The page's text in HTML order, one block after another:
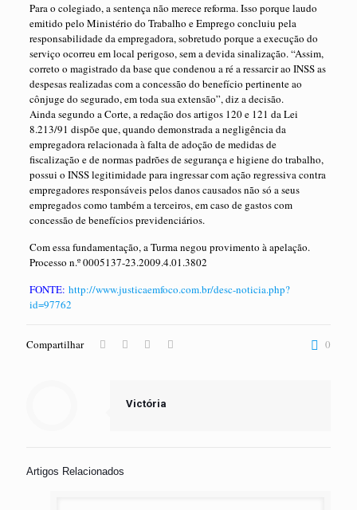
Para o colegiado, a sentença não merece reforma. Isso porque laudo
emitido pelo Ministério do Trabalho e Emprego concluiu pela
responsabilidade da empregadora, sobretudo porque a execução do
serviço ocorreu em local perigoso, sem a devida sinalização. “Assim,
correto o magistrado da base que condenou a ré a ressarcir ao INSS as
despesas realizadas com a concessão do benefício pertinente ao
cônjuge do segurado, em toda sua extensão”, diz a decisão.
Ainda segundo a Corte, a redação dos artigos 120 e 121 da Lei
8.213/91 dispõe que, quando demonstrada a negligência da
empregadora relacionada à falta de adoção de medidas de
fiscalização e de normas padrões de segurança e higiene do trabalho,
possui o INSS legitimidade para ingressar com ação regressiva contra
empregadores responsáveis pelos danos causados não só a seus
empregados como também a terceiros, em caso de gastos com
concessão de benefícios previdenciários.
Com essa fundamentação, a Turma negou provimento à apelação.
Processo n.º 0005137-23.2009.4.01.3802
FONTE: http://www.justicaemfoco.com.br/desc-noticia.php?
id=97762
Compartilhar 0
Victória
Artigos Relacionados